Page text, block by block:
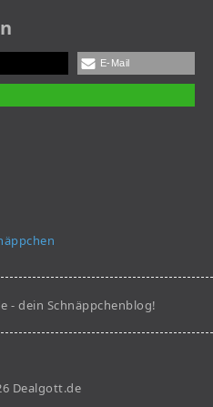
E-Mail
- dein Schnäppchenblog!
Dealgott.de